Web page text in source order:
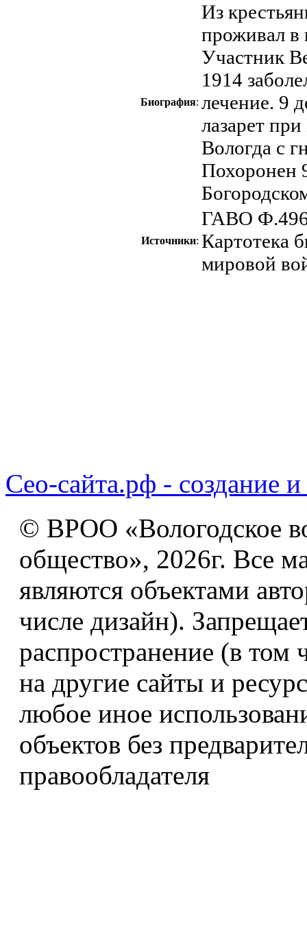
Биография:
Из
проживал в
Участник
1914
лечение. 9
лазарет
Вологда с
Похоронен
Источники:
ГАВО
Картотека
мировой
Сео-сайта.рф - создание и
© ВРОО «Вологодское
общество», 2026г. Все
являются объектами
числе дизайн).
распространение (в том
на другие сайты и
любое иное
объектов без
правообладателя